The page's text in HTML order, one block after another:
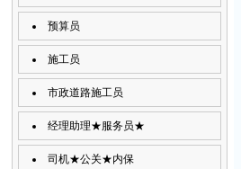
预算员
施工员
市政道路施工员
经理助理★服务员★
司机★公关★内保